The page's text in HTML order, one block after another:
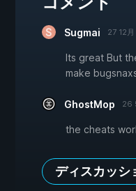
Sugmai 27 12月
Its great But
make
GhostMop 26
the cheats
ディスカッシ